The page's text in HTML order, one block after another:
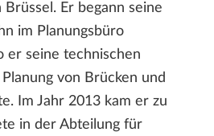
Er begann seine
im Planungsbüro
er seine technischen
von Brücken und
Im Jahr 2013 kam er zu
in der Abteilung für